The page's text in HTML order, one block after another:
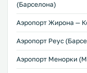
(Барселона)
Аэропорт Жирона —
Аэропорт Реус
Аэропорт Менорки